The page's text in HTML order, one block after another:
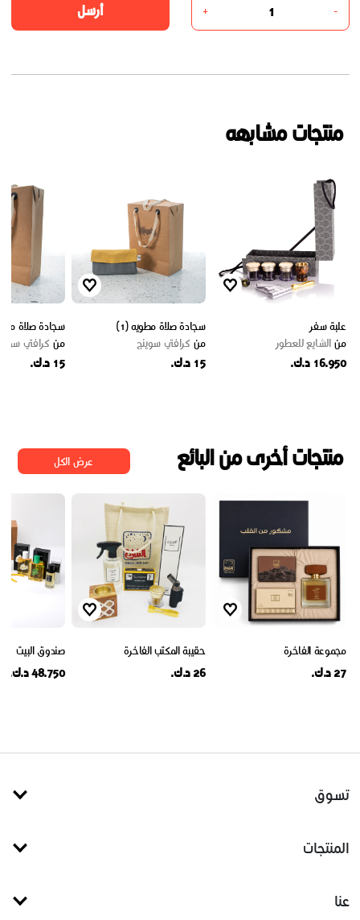
-
+ أرسل
منتجات مشابهه
علبة سفر
من الشايع للعطور
16.950 د.ك.
سجادة صلاة مطويه (1)
من كرافتي سوينج
15 د.ك.
سجادة صلاة
من كرافتي
15 د.ك.
منتجات أخرى من البائع عرض الكل
مجموعة الفاخرة
27 د.ك.
حقيبة المكتب الفاخرة
26 د.ك.
صندوق البيت
48.750 د.ك.
تسوق
المنتجات
عنا